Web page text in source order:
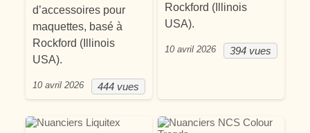
d’accessoires pour
maquettes, basé à
Rockford (Illinois
USA).
444 vues
10 avril 2026
Rockford (Illinois
USA).
394 vues
10 avril 2026